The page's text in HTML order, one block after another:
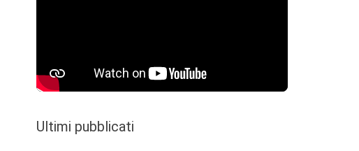
Ultimi pubblicati